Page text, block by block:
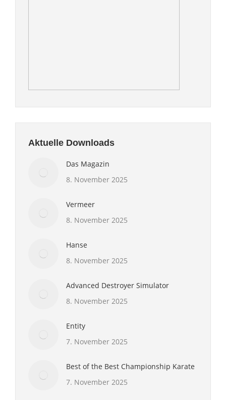
Aktuelle Downloads
Das Magazin
8. November 2025
Vermeer
8. November 2025
Hanse
8. November 2025
Advanced Destroyer Simulator
8. November 2025
Entity
7. November 2025
Best of the Best Championship Karate
7. November 2025